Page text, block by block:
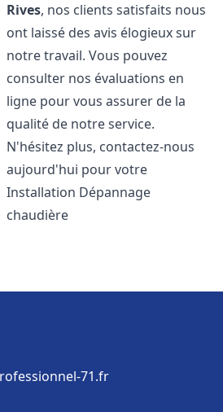
Rives, nos clients satisfaits nous
ont laissé des avis élogieux sur
notre travail. Vous pouvez
consulter nos évaluations en
ligne pour vous assurer de la
qualité de notre service.
N'hésitez plus, contactez-nous
aujourd'hui pour votre
Installation Dépannage
chaudière
71.fr